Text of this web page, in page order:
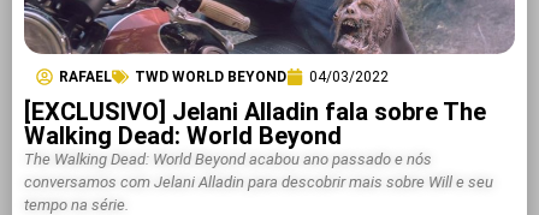
RAFAEL TWD WORLD BEYOND 04/03/2022
[EXCLUSIVO] Jelani Alladin fala sobre The
Walking Dead: World Beyond
The Walking Dead: World Beyond acabou ano passado e nós
conversamos com Jelani Alladin para descobrir mais sobre Will e seu
tempo na série.